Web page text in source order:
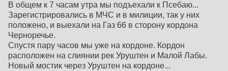
В общем к 7 часам утра мы подъехали к Псебаю...
Зарегистрировались в МЧС и в милиции, так у них
положено, и выехали на Газ 66 в сторону кордона
Черноречье.
Спустя пару часов мы уже на кордоне. Кордон
расположен на слиянии рек Уруштен и Малой Лабы.
Новый мостик через Уруштен на кордоне...